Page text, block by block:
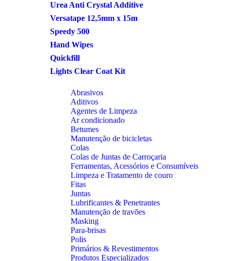
Urea Anti Crystal Additive
Versatape 12,5mm x 15m
Speedy 500
Hand Wipes
Quickfill
Lights Clear Coat Kit
Abrasivos
Aditivos
Agentes de Limpeza
Ar condicionado
Betumes
Manutenção de bicicletas
Colas
Colas de Juntas de Carroçaria
Ferramentas, Acessórios e Consumíveis
Limpeza e Tratamento de couro
Fitas
Juntas
Lubrificantes & Penetrantes
Manutenção de travões
Masking
Para-brisas
Polis
Primários & Revestimentos
Produtos Especializados